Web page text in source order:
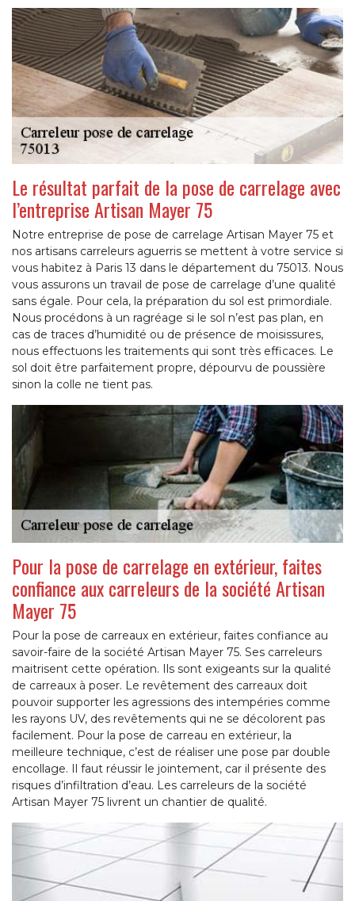
Le résultat parfait de la pose de carrelage avec
l’entreprise Artisan Mayer 75
Notre entreprise de pose de carrelage Artisan Mayer 75 et
nos artisans carreleurs aguerris se mettent à votre service si
vous habitez à Paris 13 dans le département du 75013. Nous
vous assurons un travail de pose de carrelage d’une qualité
sans égale. Pour cela, la préparation du sol est primordiale.
Nous procédons à un ragréage si le sol n’est pas plan, en
cas de traces d’humidité ou de présence de moisissures,
nous effectuons les traitements qui sont très efficaces. Le
sol doit être parfaitement propre, dépourvu de poussière
sinon la colle ne tient pas.
Pour la pose de carrelage en extérieur, faites
confiance aux carreleurs de la société Artisan
Mayer 75
Pour la pose de carreaux en extérieur, faites confiance au
savoir-faire de la société Artisan Mayer 75. Ses carreleurs
maitrisent cette opération. Ils sont exigeants sur la qualité
de carreaux à poser. Le revêtement des carreaux doit
pouvoir supporter les agressions des intempéries comme
les rayons UV, des revêtements qui ne se décolorent pas
facilement. Pour la pose de carreau en extérieur, la
meilleure technique, c’est de réaliser une pose par double
encollage. Il faut réussir le jointement, car il présente des
risques d’infiltration d’eau. Les carreleurs de la société
Artisan Mayer 75 livrent un chantier de qualité.